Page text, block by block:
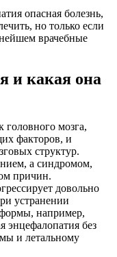
опасная болезнь,
но только если
врачебные
и какая она
головного мозга,
факторов, и
структур.
а синдромом,
причин.
довольно
устранении
например,
энцефалопатия без
и летальному